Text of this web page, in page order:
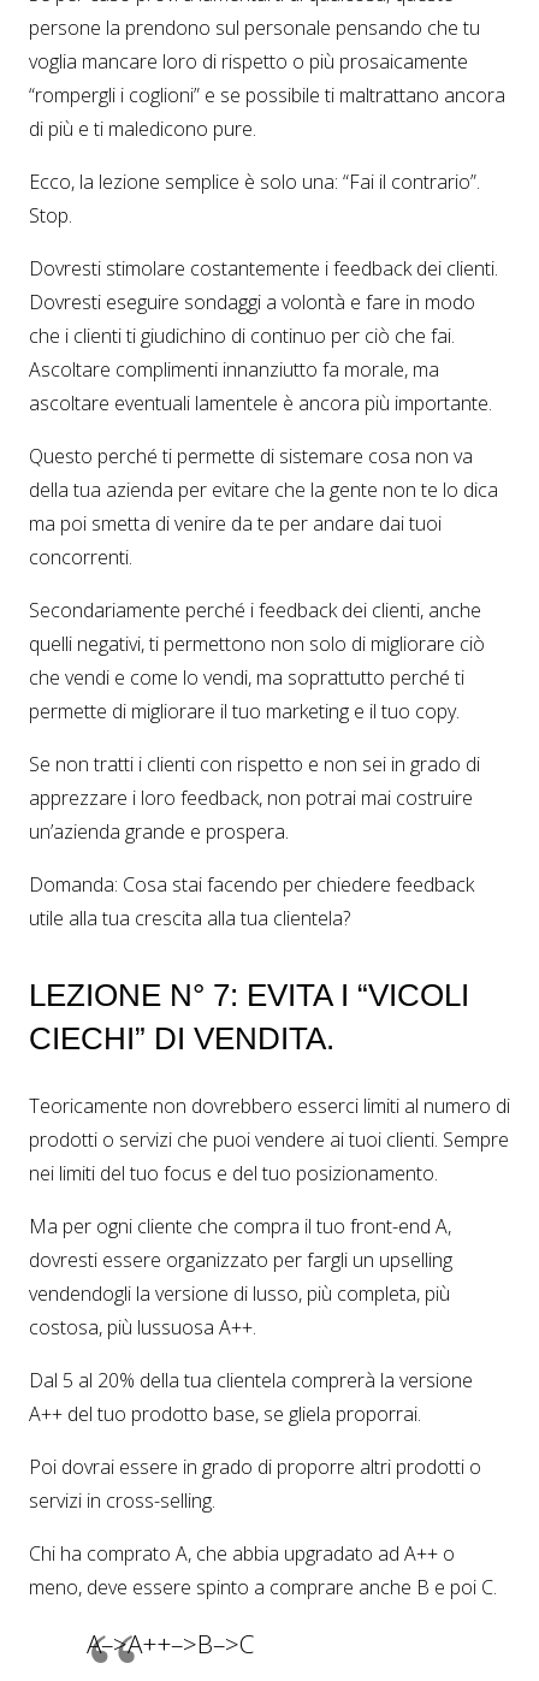
persone la prendono sul personale pensando che tu
voglia mancare loro di rispetto o più prosaicamente
“rompergli i coglioni” e se possibile ti maltrattano ancora
di più e ti maledicono pure.
Ecco, la lezione semplice è solo una: “Fai il contrario”.
Stop.
Dovresti stimolare costantemente i feedback dei clienti.
Dovresti eseguire sondaggi a volontà e fare in modo
che i clienti ti giudichino di continuo per ciò che fai.
Ascoltare complimenti innanziutto fa morale, ma
ascoltare eventuali lamentele è ancora più importante.
Questo perché ti permette di sistemare cosa non va
della tua azienda per evitare che la gente non te lo dica
ma poi smetta di venire da te per andare dai tuoi
concorrenti.
Secondariamente perché i feedback dei clienti, anche
quelli negativi, ti permettono non solo di migliorare ciò
che vendi e come lo vendi, ma soprattutto perché ti
permette di migliorare il tuo marketing e il tuo copy.
Se non tratti i clienti con rispetto e non sei in grado di
apprezzare i loro feedback, non potrai mai costruire
un’azienda grande e prospera.
Domanda: Cosa stai facendo per chiedere feedback
utile alla tua crescita alla tua clientela?
LEZIONE N° 7: EVITA I “VICOLI
CIECHI” DI VENDITA.
Teoricamente non dovrebbero esserci limiti al numero di
prodotti o servizi che puoi vendere ai tuoi clienti. Sempre
nei limiti del tuo focus e del tuo posizionamento.
Ma per ogni cliente che compra il tuo front-end A,
dovresti essere organizzato per fargli un upselling
vendendogli la versione di lusso, più completa, più
costosa, più lussuosa A++.
Dal 5 al 20% della tua clientela comprerà la versione
A++ del tuo prodotto base, se gliela proporrai.
Poi dovrai essere in grado di proporre altri prodotti o
servizi in cross-selling.
Chi ha comprato A, che abbia upgradato ad A++ o
meno, deve essere spinto a comprare anche B e poi C.
A–>A++–>B–>C